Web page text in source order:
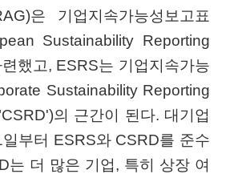
은 기업지속가능성보고표
Sustainability Reporting
했고, ESRS는 기업지속가능
Sustainability Reporting
의 근간이 된다. 대기업
부터 ESRS와 CSRD를 준수
는 더 많은 기업, 특히 상장 여